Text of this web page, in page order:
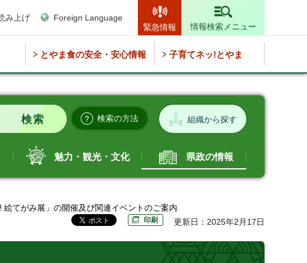
み上げ
Foreign Language
緊急情報
情報検索メニュー
とやま食の安全・安心情報 子育てネッ!とやま
検索の方法 組織から探す
魅力・観光・文化 県政の情報
てがみ展」の開催及び関連イベントのご案内
印刷 更新日：2025年2月17日